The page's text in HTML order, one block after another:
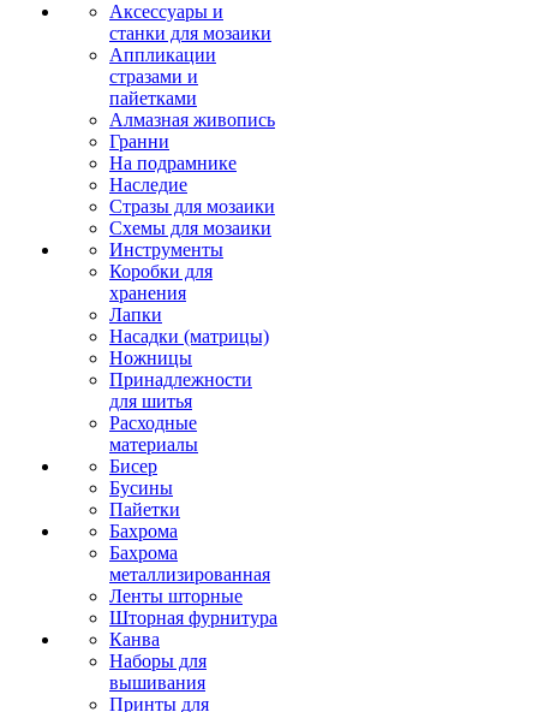
Аксессуары и
станки для мозаики
Аппликации
стразами и
пайетками
Алмазная живопись
Гранни
На подрамнике
Наследие
Стразы для мозаики
Схемы для мозаики
Инструменты
Коробки для
хранения
Лапки
Насадки (матрицы)
Ножницы
Принадлежности
для шитья
Расходные
материалы
Бисер
Бусины
Пайетки
Бахрома
Бахрома
металлизированная
Ленты шторные
Шторная фурнитура
Канва
Наборы для
вышивания
Принты для